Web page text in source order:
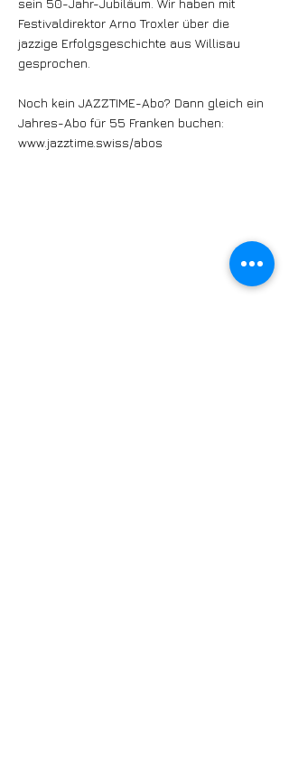
sein 50-Jahr-Jubiläum. Wir haben mit
Festivaldirektor Arno Troxler über die
jazzige Erfolgsgeschichte aus Willisau
gesprochen.
Noch kein JAZZTIME-Abo? Dann gleich ein
Jahres-Abo für 55 Franken buchen:
www.jazztime.swiss/abos